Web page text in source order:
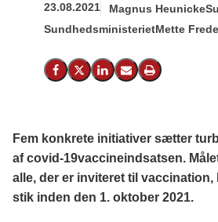
23.08.2021 Magnus Heunicke
SundhedsministerietMette
Del på Facebook
Del på X (Twitter)
Del på LinkedIn
Send email
Print
Fem konkrete initiativer sætter
af covid-19vaccineindsatsen.
alle, der er inviteret til vaccination,
stik inden den 1. oktober 2021.